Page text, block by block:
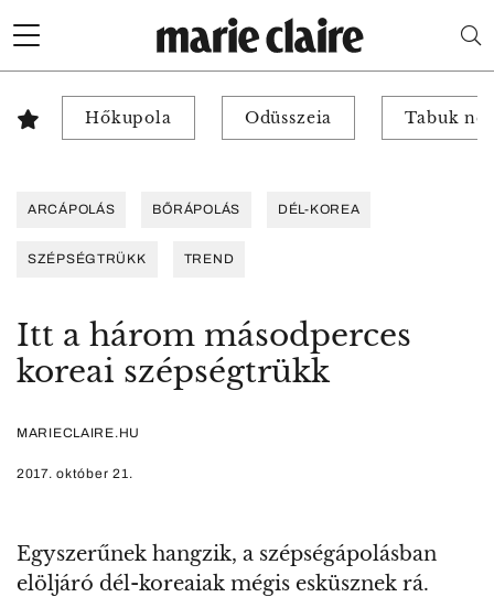
Hőkupola Odüsszeia Tabuk
ARCÁPOLÁS BŐRÁPOLÁS DÉL-KOREA
SZÉPSÉGTRÜKK TREND
Itt a három másodperces
koreai szépségtrükk
MARIECLAIRE.HU
2017. október 21.
Egyszerűnek hangzik, a szépségápolásban
elöljáró dél-koreaiak mégis esküsznek rá.